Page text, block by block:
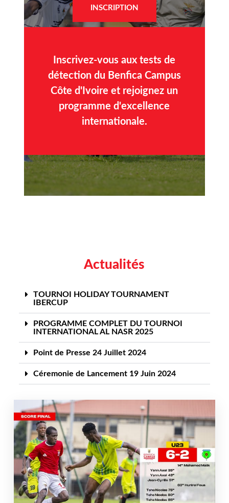
INSCRIPTION
Inscrivez-vous aux tests de
détection du Benfica Campus
Côte d'Ivoire et rejoignez un
programme d'excellence
internationale.
Actualités
TOURNOI HOLIDAY TOURNAMENT
IBERCUP
PROGRAMME COMPLET DU TOURNOI
INTERNATIONAL AL NASR 2025
Point de Presse 24 Juillet 2024
Céremonie de Lancement 19 Juin 2024